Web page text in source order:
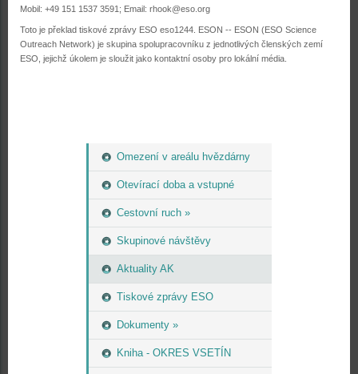
Omezení v areálu hvězdárny
Otevírací doba a vstupné
Cestovní ruch »
Skupinové návštěvy
Aktuality AK
Tiskové zprávy ESO
Dokumenty »
Kniha - OKRES VSETÍN
Mobil: +49 151 1537 3591; Email: rhook@eso.org
Toto je překlad tiskové zprávy ESO eso1244. ESON -- ESON (ESO Science
Outreach Network) je skupina spolupracovníku z jednotlivých členských zemí
ESO, jejichž úkolem je sloužit jako kontaktní osoby pro lokální média.